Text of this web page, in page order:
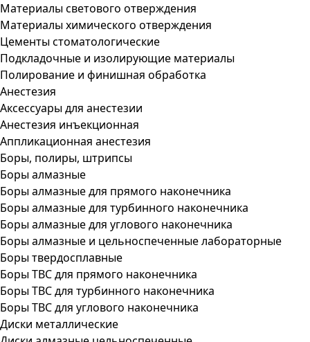
Материалы светового отверждения
Материалы химического отверждения
Цементы стоматологические
Подкладочные и изолирующие материалы
Полирование и финишная обработка
Анестезия
Аксессуары для анестезии
Анестезия инъекционная
Аппликационная анестезия
Боры, полиры, штрипсы
Боры алмазные
Боры алмазные для прямого наконечника
Боры алмазные для турбинного наконечника
Боры алмазные для углового наконечника
Боры алмазные и цельноспеченные лабораторные
Боры твердосплавные
Боры ТВС для прямого наконечника
Боры ТВС для турбинного наконечника
Боры ТВС для углового наконечника
Диски металлические